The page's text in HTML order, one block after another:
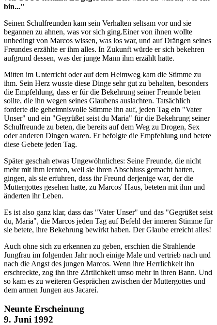
bin..."
Seinen Schulfreunden kam sein Verhalten seltsam vor und sie
begannen zu ahnen, was vor sich ging.Einer von ihnen wollte
unbedingt von Marcos wissen, was los war, und auf Drängen seines
Freundes erzählte er ihm alles. In Zukunft würde er sich bekehren
aufgrund dessen, was der junge Mann ihm erzählt hatte.
Mitten im Unterricht oder auf dem Heimweg kam die Stimme zu
ihm. Sein Herz wusste diese Dinge sehr gut zu behalten, besonders
die Empfehlung, dass er für die Bekehrung seiner Freunde beten
sollte, die ihn wegen seines Glaubens auslachten. Tatsächlich
forderte die geheimnisvolle Stimme ihn auf, jeden Tag ein "Vater
Unser" und ein "Gegrüßet seist du Maria" für die Bekehrung seiner
Schulfreunde zu beten, die bereits auf dem Weg zu Drogen, Sex
oder anderen Dingen waren. Er befolgte die Empfehlung und betete
diese Gebete jeden Tag.
Später geschah etwas Ungewöhnliches: Seine Freunde, die nicht
mehr mit ihm lernten, weil sie ihren Abschluss gemacht hatten,
gingen, als sie erfuhren, dass ihr Freund derjenige war, der die
Muttergottes gesehen hatte, zu Marcos' Haus, beteten mit ihm und
änderten ihr Leben.
Es ist also ganz klar, dass das "Vater Unser" und das "Gegrüßet seist
du, Maria", die Marcos jeden Tag auf Befehl der inneren Stimme für
sie betete, ihre Bekehrung bewirkt haben. Der Glaube erreicht alles!
Auch ohne sich zu erkennen zu geben, erschien die Strahlende
Jungfrau im folgenden Jahr noch einige Male und vertrieb nach und
nach die Angst des jungen Marcos. Wenn ihre Herrlichkeit ihn
erschreckte, zog ihn ihre Zärtlichkeit umso mehr in ihren Bann. Und
so kam es zu weiteren Gesprächen zwischen der Muttergottes und
dem armen Jungen aus Jacareí.
Neunte Erscheinung
9. Juni 1992